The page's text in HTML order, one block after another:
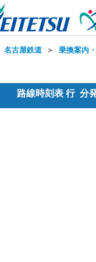
名古屋鉄道 ＞ 乗換案内
路線時刻表 行 分